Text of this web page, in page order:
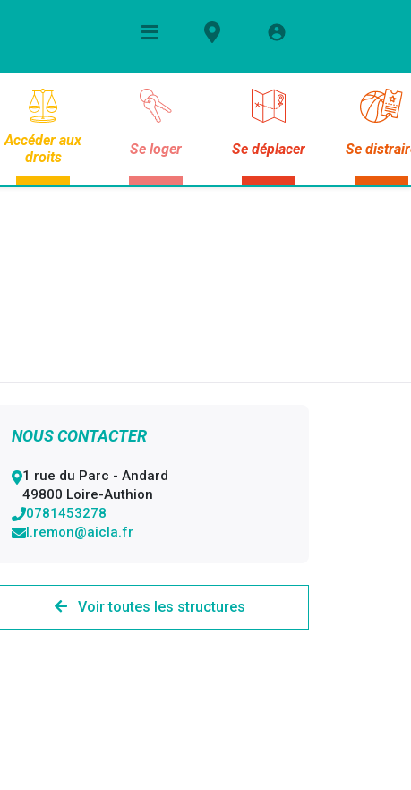
Accéder aux
droits
Se loger Se déplacer Se
NOUS CONTACTER
1 rue du Parc - Andard
49800 Loire-Authion
0781453278
l.remon@aicla.fr
Voir toutes les structures